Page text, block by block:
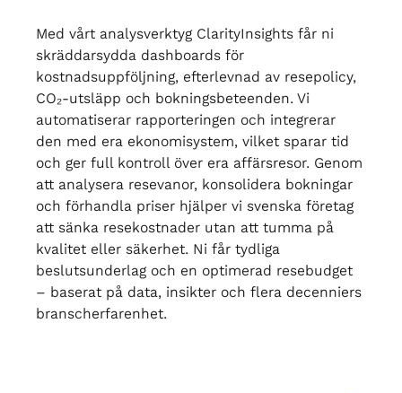
Med vårt analysverktyg ClarityInsights får ni
skräddarsydda dashboards för
kostnadsuppföljning, efterlevnad av resepolicy,
CO₂-utsläpp och bokningsbeteenden. Vi
automatiserar rapporteringen och integrerar
den med era ekonomisystem, vilket sparar tid
och ger full kontroll över era affärsresor. Genom
att analysera resevanor, konsolidera bokningar
och förhandla priser hjälper vi svenska företag
att sänka resekostnader utan att tumma på
kvalitet eller säkerhet. Ni får tydliga
beslutsunderlag och en optimerad resebudget
– baserat på data, insikter och flera decenniers
branscherfarenhet.